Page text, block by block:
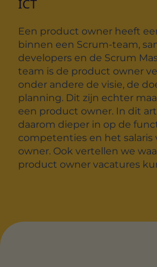
ICT
Een product owner heeft
binnen een Scrum-team,
developers en de Scrum
team is de product owner
onder andere de visie, de
planning. Dit zijn echter
een product owner. In dit
daarom dieper in op de
competenties en het salaris
owner. Ook vertellen we
product owner vacatures